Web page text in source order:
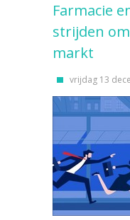
Farmacie
strijden
markt
vrijdag 13